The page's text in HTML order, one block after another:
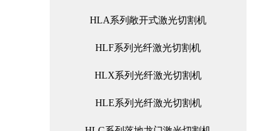
HLA系列敞开式激光切割机
HLF系列光纤激光切割机
HLX系列光纤激光切割机
HLE系列光纤激光切割机